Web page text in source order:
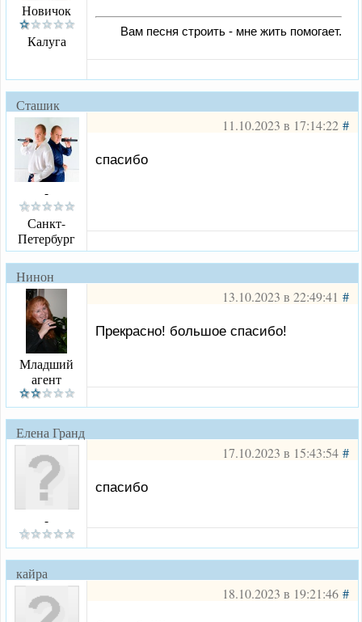
Новичок
Калуга
Вам песня строить - мне жить помогает.
Сташик
11.10.2023 в 17:14:22#
-
Санкт-
Петербург
спасибо
Нинон
13.10.2023 в 22:49:41#
Младший
агент
Прекрасно! большое спасибо!
Елена Гранд
17.10.2023 в 15:43:54#
-
спасибо
кайра
18.10.2023 в 19:21:46#